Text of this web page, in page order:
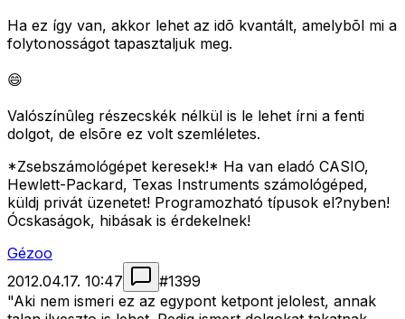
Ha ez így van, akkor lehet az idõ kvantált, amelybõl mi a
folytonosságot tapasztaljuk meg.
😄
Valószínûleg részecskék nélkül is le lehet írni a fenti
dolgot, de elsõre ez volt szemléletes.
*Zsebszámológépet keresek!* Ha van eladó CASIO,
Hewlett-Packard, Texas Instruments számológéped,
küldj privát üzenetet! Programozható típusok el?nyben!
Ócskaságok, hibásak is érdekelnek!
Gézoo
2012.04.17. 10:47
#1399
"Aki nem ismeri ez az egypont ketpont jelolest, annak